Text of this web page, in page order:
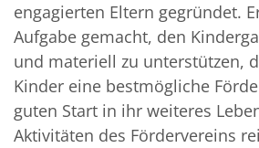
engagierten Eltern gegründet.
Aufgabe gemacht, den
und materiell zu unterstützen,
Kinder eine bestmögliche
guten Start in ihr weiteres
Aktivitäten des Fördervereins